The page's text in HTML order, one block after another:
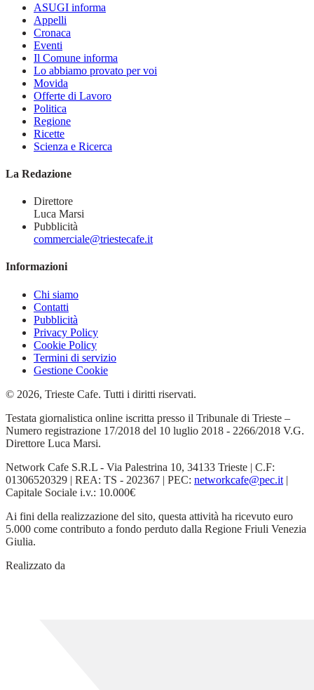
ASUGI informa
Appelli
Cronaca
Eventi
Il Comune informa
Lo abbiamo provato per voi
Movida
Offerte di Lavoro
Politica
Regione
Ricette
Scienza e Ricerca
La Redazione
Direttore
Luca Marsi
Pubblicità
commerciale@triestecafe.it
Informazioni
Chi siamo
Contatti
Pubblicità
Privacy Policy
Cookie Policy
Termini di servizio
Gestione Cookie
© 2026, Trieste Cafe. Tutti i diritti riservati.
Testata giornalistica online iscritta presso il Tribunale di Trieste –
Numero registrazione 17/2018 del 10 luglio 2018 - 2266/2018 V.G.
Direttore Luca Marsi.
Network Cafe S.R.L - Via Palestrina 10, 34133 Trieste | C.F:
01306520329 | REA: TS - 202367 | PEC: networkcafe@pec.it |
Capitale Sociale i.v.: 10.000€
Ai fini della realizzazione del sito, questa attività ha ricevuto euro
5.000 come contributo a fondo perduto dalla Regione Friuli Venezia
Giulia.
Realizzato da